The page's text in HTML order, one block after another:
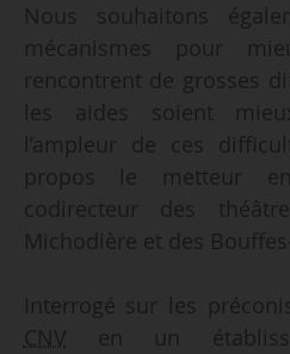
Nous souhaitons
mécanismes pour
rencontrent de grosses
les aides soient
l’ampleur de ces
propos le metteur
codirecteur des
Michodière et des
Interrogé sur les
CNV en un